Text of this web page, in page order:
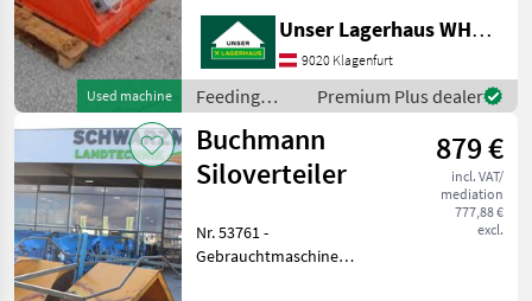
Used machine
telefonisch, ob die
von Ihnen angefragte
Maschine aktuell bei uns
am Lager steht. Wir
Unser Lagerhaus WHG, Kärnten, Klagenfurt
9020 Klagenfurt
Feeding
equipment /
Buchmann
Premium Plus dealer
Buchmann
Siloverteiler
879 €
incl. VAT/
mediation
777,88 €
excl.
Nr. 53761 -
Gebrauchtmaschine